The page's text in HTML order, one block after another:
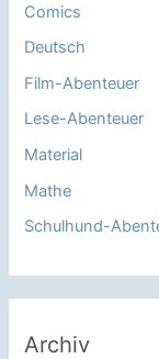
Comics
Deutsch
Film-Abenteuer
Lese-Abenteuer
Material
Mathe
Schulhund-
Archiv